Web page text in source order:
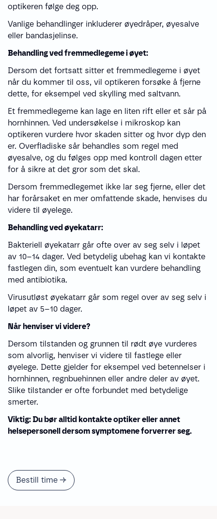
optikeren følge deg opp.
Vanlige behandlinger inkluderer øyedråper, øyesalve
eller bandasjelinse.
Behandling ved fremmedlegeme i øyet:
Dersom det fortsatt sitter et fremmedlegeme i øyet
når du kommer til oss, vil optikeren forsøke å fjerne
dette, for eksempel ved skylling med saltvann.
Et fremmedlegeme kan lage en liten rift eller et sår på
hornhinnen. Ved undersøkelse i mikroskop kan
optikeren vurdere hvor skaden sitter og hvor dyp den
er. Overfladiske sår behandles som regel med
øyesalve, og du følges opp med kontroll dagen etter
for å sikre at det gror som det skal.
Dersom fremmedlegemet ikke lar seg fjerne, eller det
har forårsaket en mer omfattende skade, henvises du
videre til øyelege.
Behandling ved øyekatarr:
Bakteriell øyekatarr går ofte over av seg selv i løpet
av 10–14 dager. Ved betydelig ubehag kan vi kontakte
fastlegen din, som eventuelt kan vurdere behandling
med antibiotika.
Virusutløst øyekatarr går som regel over av seg selv i
løpet av 5–10 dager.
Når henviser vi videre?
Dersom tilstanden og grunnen til rødt øye vurderes
som alvorlig, henviser vi videre til fastlege eller
øyelege. Dette gjelder for eksempel ved betennelser i
hornhinnen, regnbuehinnen eller andre deler av øyet.
Slike tilstander er ofte forbundet med betydelige
smerter.
Viktig: Du bør alltid kontakte optiker eller annet
helsepersonell dersom symptomene forverrer seg.
Bestill time